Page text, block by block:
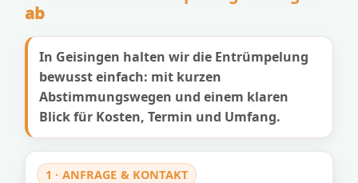
ab
In Geisingen halten wir die Entrümpelung
bewusst einfach: mit kurzen
Abstimmungswegen und einem klaren
Blick für Kosten, Termin und Umfang.
1 · ANFRAGE & KONTAKT